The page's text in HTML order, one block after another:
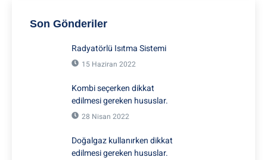
Son Gönderiler
Radyatörlü Isıtma Sistemi
15 Haziran 2022
Kombi seçerken dikkat
edilmesi gereken hususlar.
28 Nisan 2022
Doğalgaz kullanırken dikkat
edilmesi gereken hususlar.